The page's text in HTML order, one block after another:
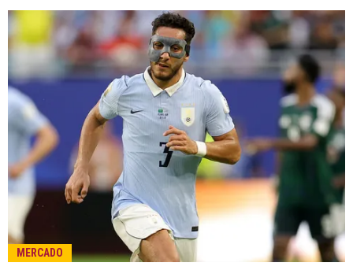
LEE TAMBIÉN